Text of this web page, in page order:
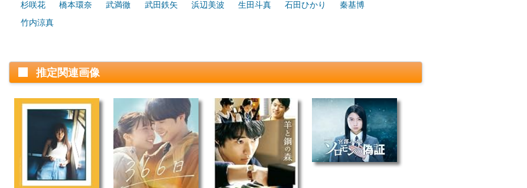
杉咲花
橋本環奈 武満徹 武田鉄矢 浜辺美波 生田斗真 石田ひかり
秦基博
竹内涼真
推定関連画像